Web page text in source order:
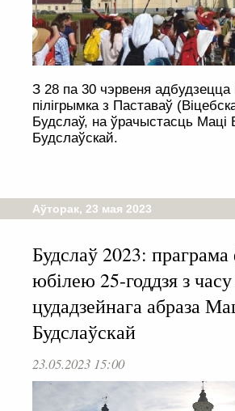
З 28 па 30 чэрвеня
пілігрымка з Паставаў
Будслаў, на ўрачыстасць Маці
Будслаўскай.
Аўторак, 23 мая 2023
Будслаў 2023: праграма
юбілею 25-годдзя з
цудадзейнага абраза
Будслаўскай
23.05.2023 15:00